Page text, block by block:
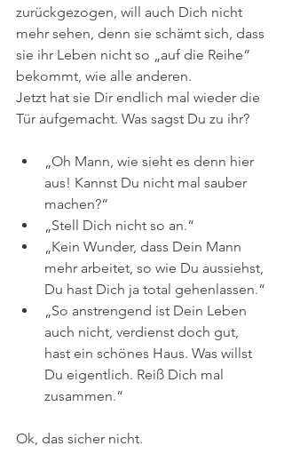
zurückgezogen, will auch Dich nicht
mehr sehen, denn sie schämt sich, dass
sie ihr Leben nicht so „auf die Reihe“
bekommt, wie alle anderen.
Jetzt hat sie Dir endlich mal wieder die
Tür aufgemacht. Was sagst Du zu ihr?
„Oh Mann, wie sieht es denn hier
aus! Kannst Du nicht mal sauber
machen?“
„Stell Dich nicht so an.“
„Kein Wunder, dass Dein Mann
mehr arbeitet, so wie Du aussiehst,
Du hast Dich ja total gehenlassen.“
„So anstrengend ist Dein Leben
auch nicht, verdienst doch gut,
hast ein schönes Haus. Was willst
Du eigentlich. Reiß Dich mal
zusammen.“
Ok, das sicher nicht.